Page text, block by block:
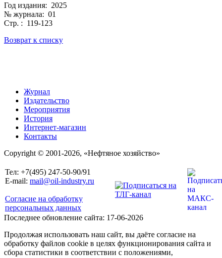
Год издания: 2025
№ журнала: 01
Стр. : 119-123
Возврат к списку
Журнал
Издательство
Мероприятия
История
Интернет-магазин
Контакты
Copyright © 2001-2026, «Нефтяное хозяйство»
Тел: +7(495) 247-50-90/91
E-mail: mail@oil-industry.ru
Согласие на обработку
персональных данных
Последнее обновление сайта: 17-06-2026
Продолжая использовать наш сайт, вы даёте согласие на
обработку файлов cookie в целях функционирования сайта и
сбора статистики в соответствии с положениями,